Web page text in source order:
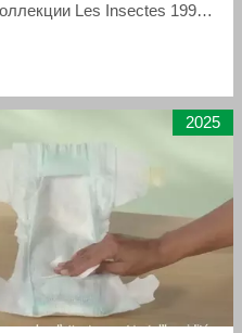
Les Insectes 1997
2025